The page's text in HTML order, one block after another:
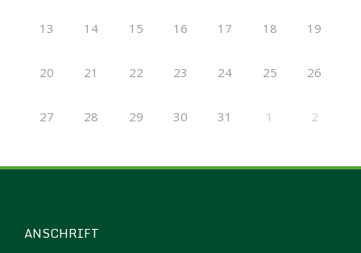
13 14 15 16 17 18 19
20 21 22 23 24 25 26
27 28 29 30 31 1 2
ANSCHRIFT